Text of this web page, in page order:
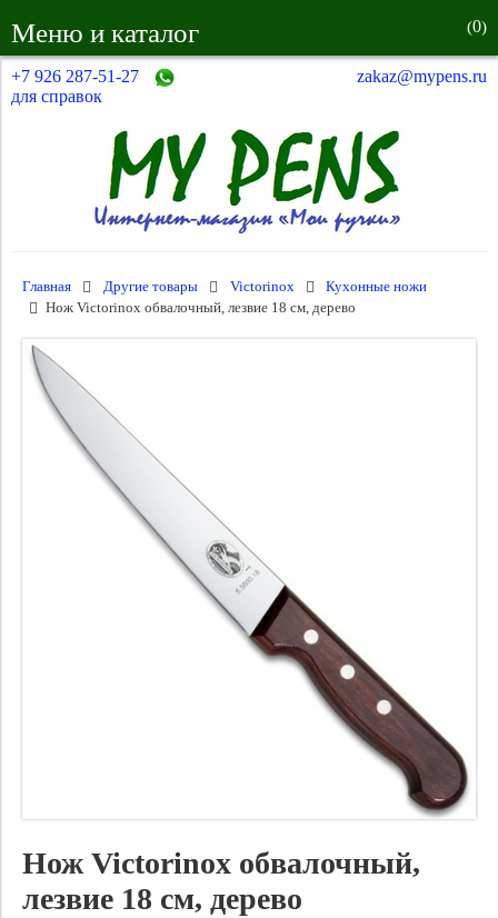
Меню и каталог (0)
+7 926 287-51-27
для справок
zakaz@mypens.ru
Главная Другие товары Victorinox
Кухонные ножи
Нож Victorinox обвалочный, лезвие 18 см, дерево
Нож Victorinox обвалочный,
лезвие 18 см, дерево